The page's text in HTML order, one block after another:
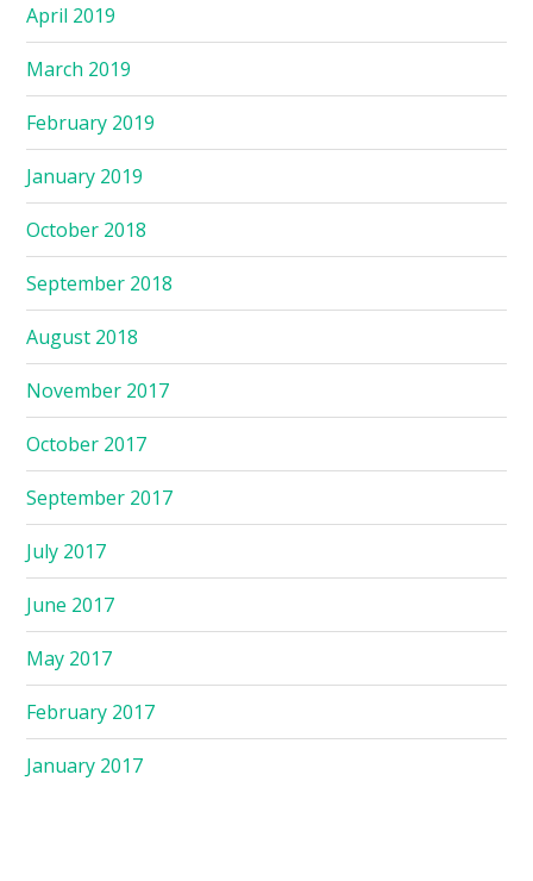
April 2019
March 2019
February 2019
January 2019
October 2018
September 2018
August 2018
November 2017
October 2017
September 2017
July 2017
June 2017
May 2017
February 2017
January 2017